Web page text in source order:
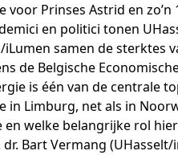
en politici tonen
iLumen samen de sterktes
de Belgische
is één van de centrale
in Limburg, net als in
welke belangrijke rol
Bart Vermang